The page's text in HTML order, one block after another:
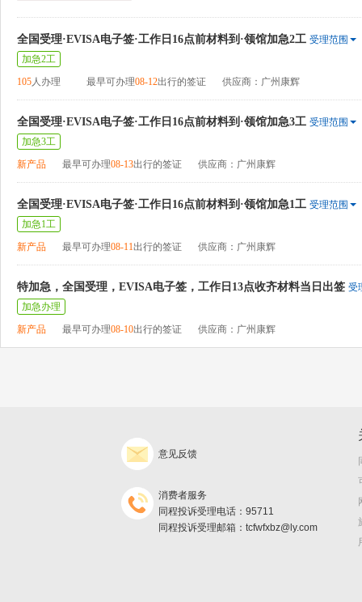
全国受理·EVISA电子签·工作日16点前材料到·领馆加急2工 受理范围
加急2工
105人办理 最早可办理08-12出行的签证 供应商：广州康辉
全国受理·EVISA电子签·工作日16点前材料到·领馆加急3工 受理范围
加急3工
新产品
最早可办理08-13出行的签证 供应商：广州康辉
全国受理·EVISA电子签·工作日16点前材料到·领馆加急1工 受理范围
加急1工
新产品
最早可办理08-11出行的签证 供应商：广州康辉
特加急，全国受理，EVISA电子签，工作日13点收齐材料当日出签 受
加急办理
新产品
最早可办理08-10出行的签证 供应商：广州康辉
意见反馈
消费者服务
同程投诉受理电话：95711
同程投诉受理邮箱：tcfwfxbz@ly.com